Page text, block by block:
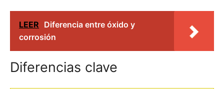
LEER Diferencia entre óxido y
corrosión
Diferencias clave